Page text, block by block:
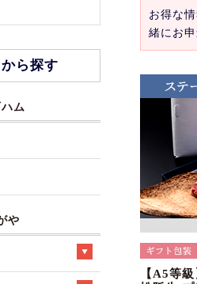
お得な
緒にお申
【A5等級
ら探す
ム
や